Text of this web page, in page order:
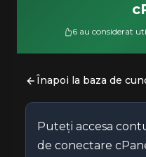
6 au considerat
Înapoi la baza de
Puteți accesa
de conectare